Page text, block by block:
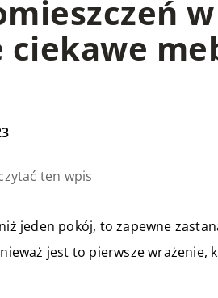
ten wpis
jeden pokój, to zapewne
jest to pierwsze